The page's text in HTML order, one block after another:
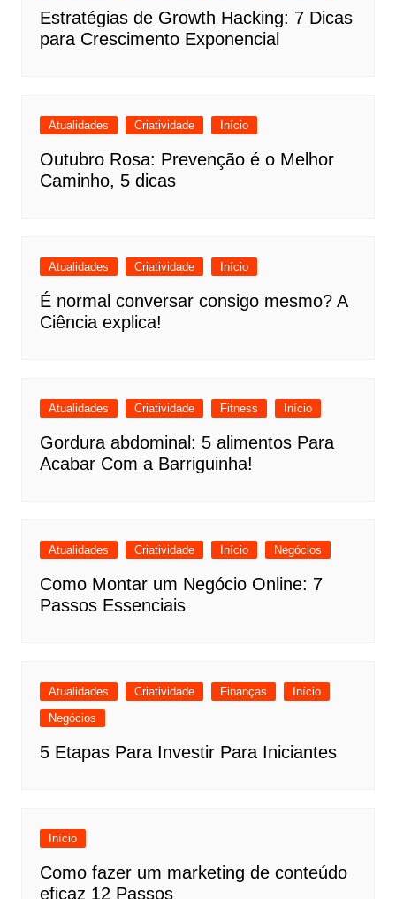
Estratégias de Growth Hacking: 7 Dicas
para Crescimento Exponencial
Atualidades Criatividade Início
Outubro Rosa: Prevenção é o Melhor
Caminho, 5 dicas
Atualidades Criatividade Início
É normal conversar consigo mesmo? A
Ciência explica!
Atualidades Criatividade Fitness Início
Gordura abdominal: 5 alimentos Para
Acabar Com a Barriguinha!
Atualidades Criatividade Início Negócios
Como Montar um Negócio Online: 7
Passos Essenciais
Atualidades Criatividade Finanças
Início
Negócios
5 Etapas Para Investir Para Iniciantes
Início
Como fazer um marketing de conteúdo
eficaz 12 Passos